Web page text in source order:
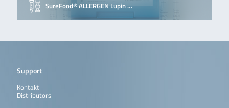
SureFood® ALLERGEN Lupin …
Support
Kontakt
Distributors